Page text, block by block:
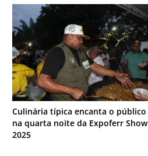
Culinária típica encanta o público
na quarta noite da Expoferr Show
2025